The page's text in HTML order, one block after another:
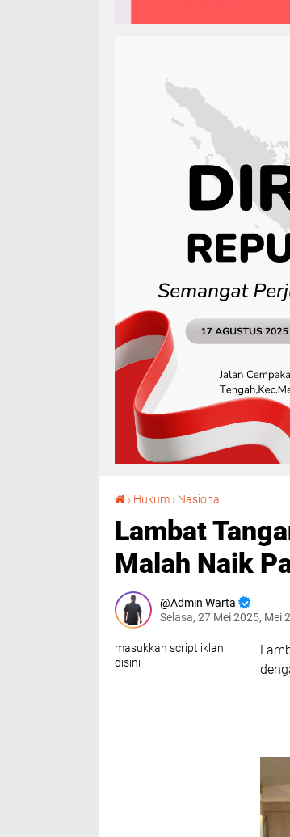
› Hukum › Nasional
Lambat
Malah Naik
Admin Warta
Selasa, 27 Mei 2025, Mei
masukkan script iklan
disini